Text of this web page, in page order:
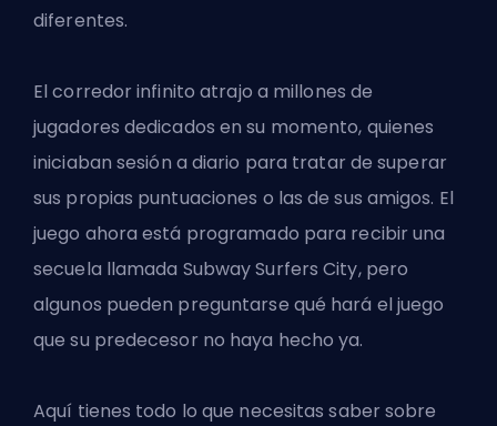
diferentes.
El corredor infinito atrajo a millones de
jugadores dedicados en su momento, quienes
iniciaban sesión a diario para tratar de superar
sus propias puntuaciones o las de sus amigos. El
juego ahora está programado para recibir una
secuela llamada Subway Surfers City, pero
algunos pueden preguntarse qué hará el juego
que su predecesor no haya hecho ya.
Aquí tienes todo lo que necesitas saber sobre